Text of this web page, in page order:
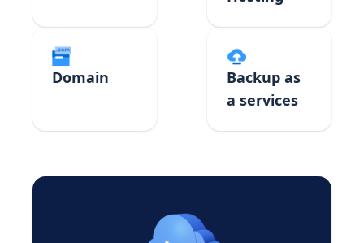
Domain
Backup as
a services